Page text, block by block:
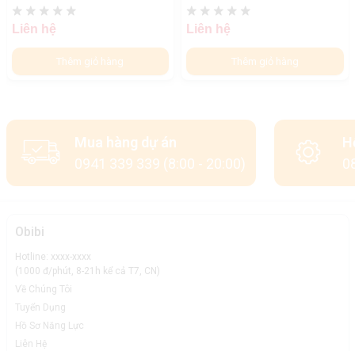
Liên hệ
Thêm giỏ hàng
Liên hệ
Thêm giỏ hàng
Mua hàng dự án
0941 339 339 (8:00 - 20:00)
Obibi
Hotline: xxxx-xxxx
(1000 đ/phút, 8-21h kể cả T7, CN)
Về Chúng Tôi
Tuyển Dụng
Hồ Sơ Năng Lực
Liên Hệ